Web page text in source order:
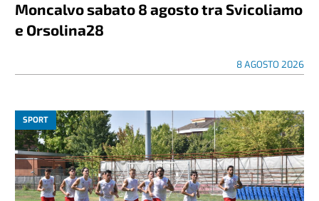
Moncalvo sabato 8 agosto tra Svicoliamo
e Orsolina28
8 AGOSTO 2026
SPORT